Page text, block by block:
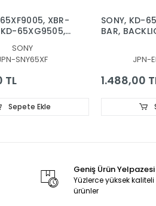
XBR-
65XG9505,
BAR,
MBL-
L,
R4
L3
SONY
SNY65XF
TL
Sepete Ekle
SONY, KD-
BAR,
JPN-
1.488,00
Geniş Ürün Yelpazesi
Yüzlerce yüksek kaliteli
ürünler